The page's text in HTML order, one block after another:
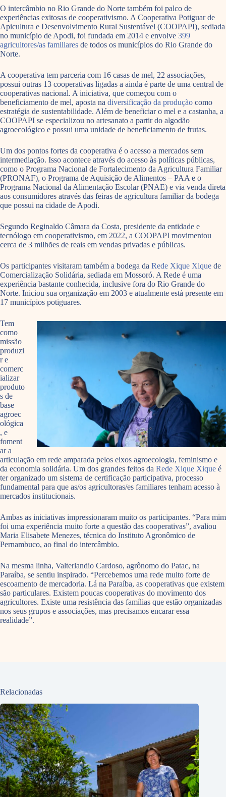
O intercâmbio no Rio Grande do Norte também foi palco de
experiências exitosas de cooperativismo. A Cooperativa Potiguar de
Apicultura e Desenvolvimento Rural Sustentável (COOPAPI), sediada
no município de Apodi, foi fundada em 2014 e envolve 399
agricultores/as familiares de todos os municípios do Rio Grande do
Norte.
A cooperativa tem parceria com 16 casas de mel, 22 associações,
possui outras 13 cooperativas ligadas a ainda é parte de uma central de
cooperativas nacional. A iniciativa, que começou com o
beneficiamento de mel, aposta na diversificação da produção como
estratégia de sustentabilidade. Além de beneficiar o mel e a castanha, a
COOPAPI se especializou no artesanato a partir do algodão
agroecológico e possui uma unidade de beneficiamento de frutas.
Um dos pontos fortes da cooperativa é o acesso a mercados sem
intermediação. Isso acontece através do acesso às políticas públicas,
como o Programa Nacional de Fortalecimento da Agricultura Familiar
(PRONAF), o Programa de Aquisição de Alimentos – PAA e o
Programa Nacional da Alimentação Escolar (PNAE) e via venda direta
aos consumidores através das feiras de agricultura familiar da bodega
que possui na cidade de Apodi.
Segundo Reginaldo Câmara da Costa, presidente da entidade e
tecnólogo em cooperativismo, em 2022, a COOPAPI movimentou
cerca de 3 milhões de reais em vendas privadas e públicas.
Os participantes visitaram também a bodega da Rede Xique Xique de
Comercialização Solidária, sediada em Mossoró. A Rede é uma
experiência bastante conhecida, inclusive fora do Rio Grande do
Norte. Iniciou sua organização em 2003 e atualmente está presente em
17 municípios potiguares.
Tem
como
missão
produzi
r e
comerc
ializar
produto
s de
base
agroec
ológica
, e
foment
ar a
articulação em rede amparada pelos eixos agroecologia, feminismo e
da economia solidária. Um dos grandes feitos da Rede Xique Xique é
ter organizado um sistema de certificação participativa, processo
fundamental para que as/os agricultoras/es familiares tenham acesso à
mercados institucionais.
Ambas as iniciativas impressionaram muito os participantes. “Para mim
foi uma experiência muito forte a questão das cooperativas”, avaliou
Maria Elisabete Menezes, técnica do Instituto Agronômico de
Pernambuco, ao final do intercâmbio.
Na mesma linha, Valterlandio Cardoso, agrônomo do Patac, na
Paraíba, se sentiu inspirado. “Percebemos uma rede muito forte de
escoamento de mercadoria. Lá na Paraíba, as cooperativas que existem
são particulares. Existem poucas cooperativas do movimento dos
agricultores. Existe uma resistência das famílias que estão organizadas
nos seus grupos e associações, mas precisamos encarar essa
realidade”.
Relacionadas